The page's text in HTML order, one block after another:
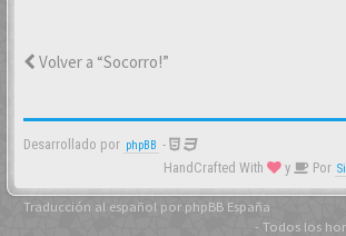
Volver a “Socorro!”
Desarrollado por phpBB -
HandCrafted With
y Por
Traducción al español por phpBB España
- Todos los